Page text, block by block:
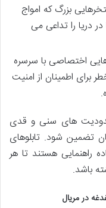
بزرگ که امواج
دریا را تداعی می
اختصاصی با سرسره
اطمینان از امنیت
های سنی و قدی
تضمین شود. تابلوهای
راهنمایی هستند تا هر
باشد.
در مریال